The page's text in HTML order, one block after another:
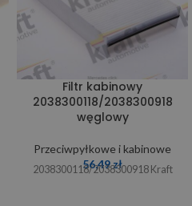
Filtr kabinowy
2038300118/2038300918
węglowy
Przeciwpyłkowe i kabinowe
56,49zł
2038300118/2038300918 Kraft